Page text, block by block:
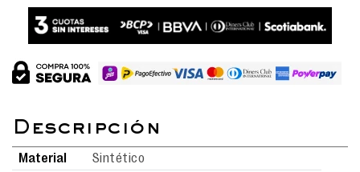
Material
Sintético